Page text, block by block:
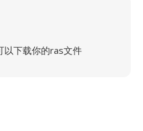
以下载你的ras文件